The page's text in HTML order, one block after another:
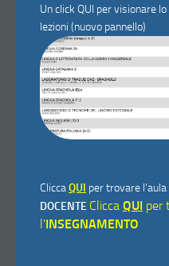
Un click QUI per visionare
lezioni (nuovo pannello)
CliccaQUI per trovare l'aula
DOCENTE Clicca QUI per
l'INSEGNAMENTO